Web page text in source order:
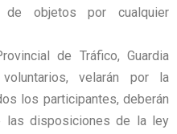
objetos por cualquier
de Tráfico, Guardia
velarán por la
los participantes, deberán
las disposiciones de la ley